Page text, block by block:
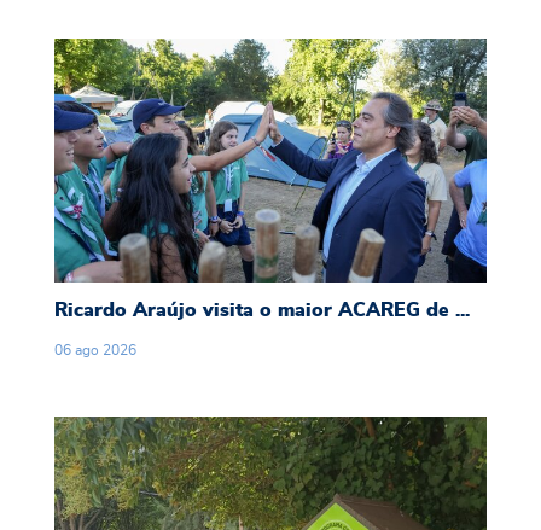
Ricardo Araújo visita o maior ACAREG de
Ricardo Araújo visita o maior ACAREG de ...
06 ago 2026
Guimarães reforça bem-estar animal com